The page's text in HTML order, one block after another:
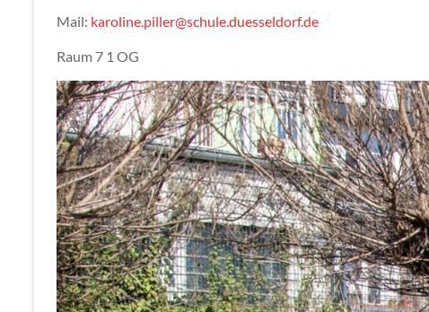
Mail: karoline.piller@schule.duesseldorf.de
Raum 7 1 OG